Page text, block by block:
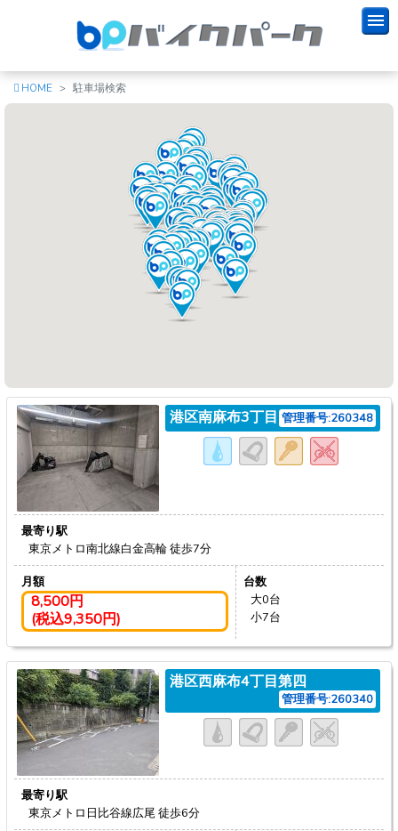
HOME 駐車場検索
港区南麻布3丁目 管理番号:260348
最寄り駅
東京メトロ南北線白金高輪徒歩7分
月額
8,500円
(税込9,350円)
台数
大0台
小7台
港区西麻布4丁目第四
管理番号:260340
最寄り駅
東京メトロ日比谷線広尾徒歩6分